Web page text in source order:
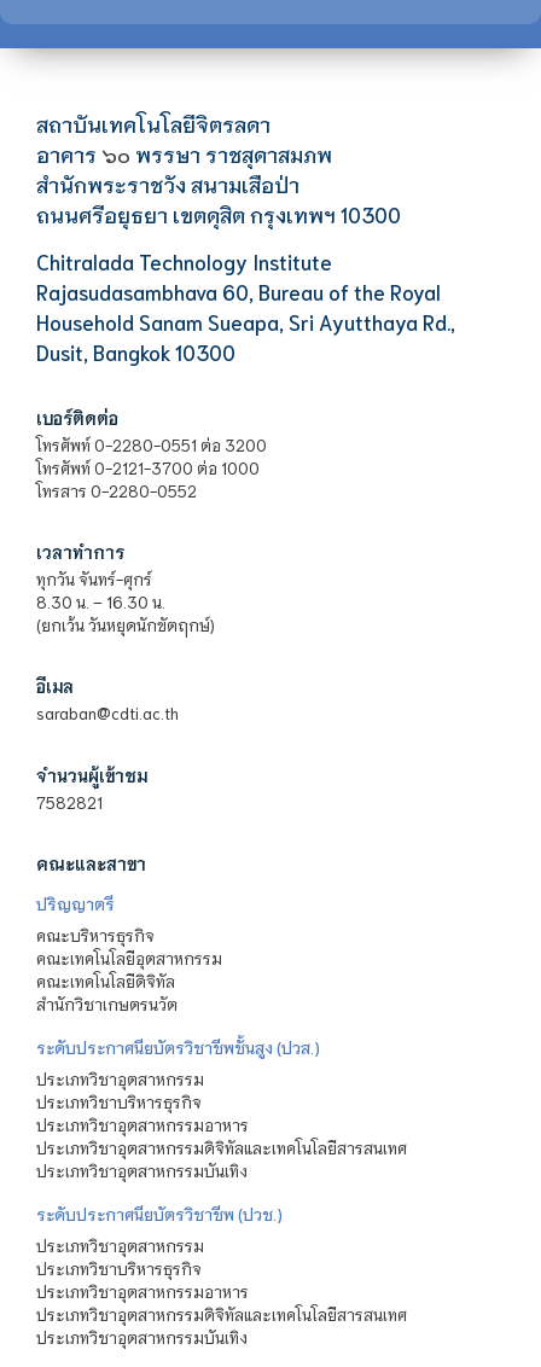
สถาบันเทคโนโลยีจิตรลดา
อาคาร ๖๐ พรรษา ราชสุดาสมภพ
สำนักพระราชวัง สนามเสือป่า
ถนนศรีอยุธยา เขตดุสิต กรุงเทพฯ 10300
Chitralada Technology Institute
Rajasudasambhava 60, Bureau of the Royal
Household Sanam Sueapa, Sri Ayutthaya Rd.,
Dusit, Bangkok 10300
เบอร์ติดต่อ
โทรศัพท์ 0-2280-0551 ต่อ 3200
โทรศัพท์ 0-2121-3700 ต่อ 1000
โทรสาร 0-2280-0552
เวลาทำการ
ทุกวัน จันทร์-ศุกร์
8.30 น. – 16.30 น.
(ยกเว้น วันหยุดนักขัตฤกษ์)
อีเมล
saraban@cdti.ac.th
จำนวนผู้เข้าชม
7582821
คณะและสาขา
ปริญญาตรี
คณะบริหารธุรกิจ
คณะเทคโนโลยีอุตสาหกรรม
คณะเทคโนโลยีดิจิทัล
สำนักวิชาเกษตรนวัต
ระดับประกาศนียบัตรวิชาชีพชั้นสูง (ปวส.)
ประเภทวิชาอุตสาหกรรม
ประเภทวิชาบริหารธุรกิจ
ประเภทวิชาอุตสาหกรรมอาหาร
ประเภทวิชาอุตสาหกรรมดิจิทัลและเทคโนโลยีสารสนเทศ
ประเภทวิชาอุตสาหกรรมบันเทิง
ระดับประกาศนียบัตรวิชาชีพ (ปวช.)
ประเภทวิชาอุตสาหกรรม
ประเภทวิชาบริหารธุรกิจ
ประเภทวิชาอุตสาหกรรมอาหาร
ประเภทวิชาอุตสาหกรรมดิจิทัลและเทคโนโลยีสารสนเทศ
ประเภทวิชาอุตสาหกรรมบันเทิง